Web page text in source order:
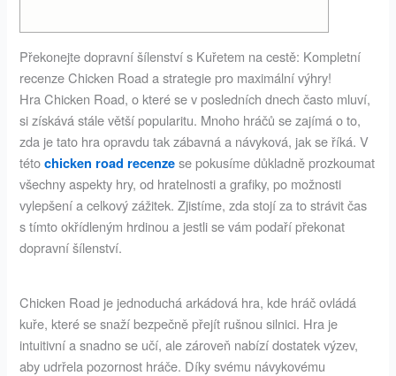
Překonejte dopravní šílenství s Kuřetem na cestě: Kompletní
recenze Chicken Road a strategie pro maximální výhry!
Hra Chicken Road, o které se v posledních dnech často mluví,
si získává stále větší popularitu. Mnoho hráčů se zajímá o to,
zda je tato hra opravdu tak zábavná a návyková, jak se říká. V
tétochicken road recenze se pokusíme důkladně prozkoumat
všechny aspekty hry, od hratelnosti a grafiky, po možnosti
vylepšení a celkový zážitek. Zjistíme, zda stojí za to strávit čas
s tímto okřídleným hrdinou a jestli se vám podaří překonat
dopravní šílenství.
Chicken Road je jednoduchá arkádová hra, kde hráč ovládá
kuře, které se snaží bezpečně přejít rušnou silnici. Hra je
intuitivní a snadno se učí, ale zároveň nabízí dostatek výzev,
aby udrřela pozornost hráče. Díky svému návykovému